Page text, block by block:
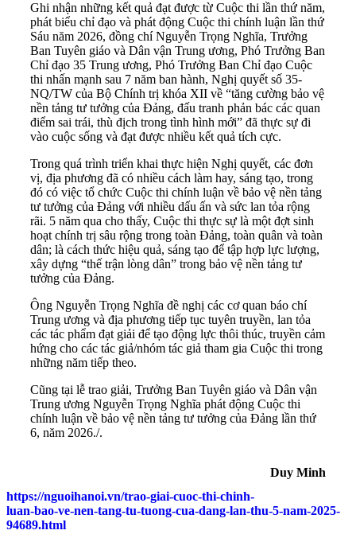
Ghi nhận những kết quả đạt được từ Cuộc thi lần thứ năm,
phát biểu chỉ đạo và phát động Cuộc thi chính luận lần thứ
Sáu năm 2026, đồng chí Nguyễn Trọng Nghĩa, Trưởng
Ban Tuyên giáo và Dân vận Trung ương, Phó Trưởng Ban
Chỉ đạo 35 Trung ương, Phó Trưởng Ban Chỉ đạo Cuộc
thi nhấn mạnh sau 7 năm ban hành, Nghị quyết số 35-
NQ/TW của Bộ Chính trị khóa XII về “tăng cường bảo vệ
nền tảng tư tưởng của Đảng, đấu tranh phản bác các quan
điểm sai trái, thù địch trong tình hình mới” đã thực sự đi
vào cuộc sống và đạt được nhiều kết quả tích cực.
Trong quá trình triển khai thực hiện Nghị quyết, các đơn
vị, địa phương đã có nhiều cách làm hay, sáng tạo, trong
đó có việc tổ chức Cuộc thi chính luận về bảo vệ nền tảng
tư tưởng của Đảng với nhiều dấu ấn và sức lan tỏa rộng
rãi. 5 năm qua cho thấy, Cuộc thi thực sự là một đợt sinh
hoạt chính trị sâu rộng trong toàn Đảng, toàn quân và toàn
dân; là cách thức hiệu quả, sáng tạo để tập hợp lực lượng,
xây dựng “thế trận lòng dân” trong bảo vệ nền tảng tư
tưởng của Đảng.
Ông Nguyễn Trọng Nghĩa đề nghị các cơ quan báo chí
Trung ương và địa phương tiếp tục tuyên truyền, lan tỏa
các tác phẩm đạt giải để tạo động lực thôi thúc, truyền cảm
hứng cho các tác giả/nhóm tác giả tham gia Cuộc thi trong
những năm tiếp theo.
Cũng tại lễ trao giải, Trưởng Ban Tuyên giáo và Dân vận
Trung ương Nguyễn Trọng Nghĩa phát động Cuộc thi
chính luận về bảo vệ nền tảng tư tưởng của Đảng lần thứ
6, năm 2026./.
Duy Minh
https://nguoihanoi.vn/trao-giai-cuoc-thi-chinh-
luan-bao-ve-nen-tang-tu-tuong-cua-dang-lan-thu-5-nam-2025-
94689.html